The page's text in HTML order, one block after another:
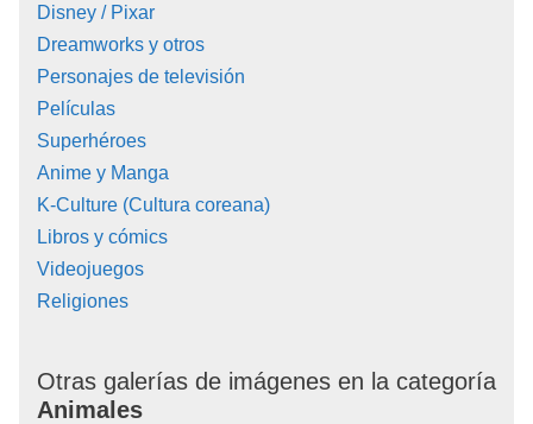
Disney / Pixar
Dreamworks y otros
Personajes de televisión
Películas
Superhéroes
Anime y Manga
K-Culture (Cultura coreana)
Libros y cómics
Videojuegos
Religiones
Otras galerías de imágenes en la categoría
Animales